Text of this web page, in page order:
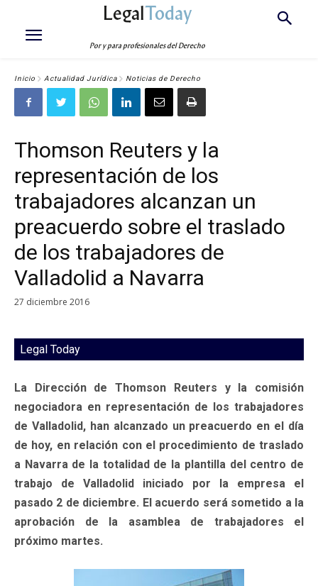
LegalToday
Por y para profesionales del Derecho
Inicio Actualidad Jurídica Noticias de Derecho
Thomson Reuters y la
representación de los
trabajadores alcanzan un
preacuerdo sobre el traslado
de los trabajadores de
Valladolid a Navarra
27 diciembre 2016
Legal Today
La Dirección de Thomson Reuters y la comisión
negociadora en representación de los trabajadores
de Valladolid, han alcanzado un preacuerdo en el día
de hoy, en relación con el procedimiento de traslado
a Navarra de la totalidad de la plantilla del centro de
trabajo de Valladolid iniciado por la empresa el
pasado 2 de diciembre. El acuerdo será sometido a la
aprobación de la asamblea de trabajadores el
próximo martes.